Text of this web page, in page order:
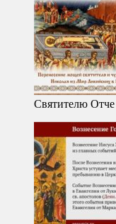
Святителю